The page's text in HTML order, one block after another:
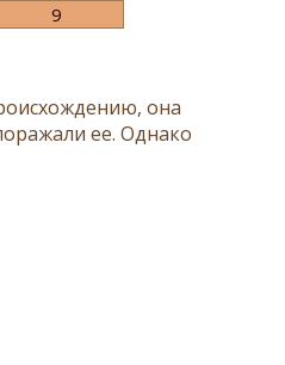
9
она
ее. Однако